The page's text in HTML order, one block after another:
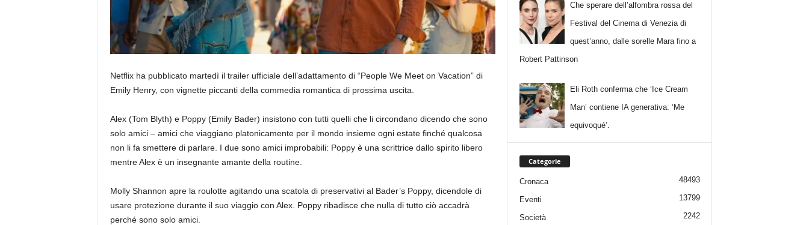
Netflix ha pubblicato martedì il trailer ufficiale dell’adattamento di “People We Meet on Vacation” di
Emily Henry, con vignette piccanti della commedia romantica di prossima uscita.
Alex (Tom Blyth) e Poppy (Emily Bader) insistono con tutti quelli che li circondano dicendo che sono
solo amici – amici che viaggiano platonicamente per il mondo insieme ogni estate finché qualcosa
non li fa smettere di parlare. I due sono amici improbabili: Poppy è una scrittrice dallo spirito libero
mentre Alex è un insegnante amante della routine.
Molly Shannon apre la roulotte agitando una scatola di preservativi al Bader’s Poppy, dicendole di
usare protezione durante il suo viaggio con Alex. Poppy ribadisce che nulla di tutto ciò accadrà
perché sono solo amici.
Che sperare dell’alfombra rossa del
Festival del Cinema di Venezia di
quest’anno, dalle sorelle Mara fino a
Robert Pattinson
Eli Roth conferma che ‘Ice Cream
Man’ contiene IA generativa: ‘Me
equivoqué’.
Categorie
Cronaca 48493
Eventi 13799
Società 2242